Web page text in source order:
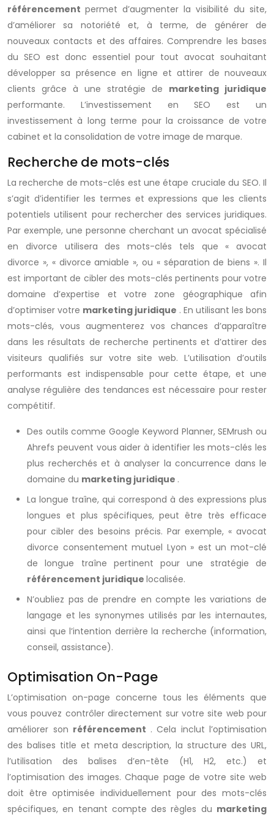
référencement permet d’augmenter la visibilité du site,
d’améliorer sa notoriété et, à terme, de générer de
nouveaux contacts et des affaires. Comprendre les bases
du SEO est donc essentiel pour tout avocat souhaitant
développer sa présence en ligne et attirer de nouveaux
clients grâce à une stratégie de marketing juridique
performante. L’investissement en SEO est un
investissement à long terme pour la croissance de votre
cabinet et la consolidation de votre image de marque.
Recherche de mots-clés
La recherche de mots-clés est une étape cruciale du SEO. Il
s’agit d’identifier les termes et expressions que les clients
potentiels utilisent pour rechercher des services juridiques.
Par exemple, une personne cherchant un avocat spécialisé
en divorce utilisera des mots-clés tels que « avocat
divorce », « divorce amiable », ou « séparation de biens ». Il
est important de cibler des mots-clés pertinents pour votre
domaine d’expertise et votre zone géographique afin
d’optimiser votre marketing juridique . En utilisant les bons
mots-clés, vous augmenterez vos chances d’apparaître
dans les résultats de recherche pertinents et d’attirer des
visiteurs qualifiés sur votre site web. L’utilisation d’outils
performants est indispensable pour cette étape, et une
analyse régulière des tendances est nécessaire pour rester
compétitif.
Des outils comme Google Keyword Planner, SEMrush ou
Ahrefs peuvent vous aider à identifier les mots-clés les
plus recherchés et à analyser la concurrence dans le
domaine du marketing juridique .
La longue traîne, qui correspond à des expressions plus
longues et plus spécifiques, peut être très efficace
pour cibler des besoins précis. Par exemple, « avocat
divorce consentement mutuel Lyon » est un mot-clé
de longue traîne pertinent pour une stratégie de
référencement juridique localisée.
N’oubliez pas de prendre en compte les variations de
langage et les synonymes utilisés par les internautes,
ainsi que l’intention derrière la recherche (information,
conseil, assistance).
Optimisation On-Page
L’optimisation on-page concerne tous les éléments que
vous pouvez contrôler directement sur votre site web pour
améliorer son référencement . Cela inclut l’optimisation
des balises title et meta description, la structure des URL,
l’utilisation des balises d’en-tête (H1, H2, etc.) et
l’optimisation des images. Chaque page de votre site web
doit être optimisée individuellement pour des mots-clés
spécifiques, en tenant compte des règles du marketing